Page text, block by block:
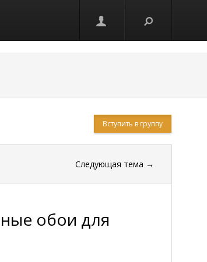
Вступить в группу
Следующая тема →
обои для